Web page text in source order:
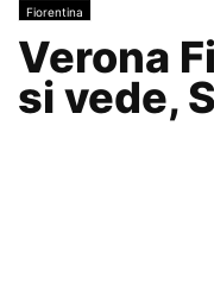
Fiorentina
Verona
si vede,